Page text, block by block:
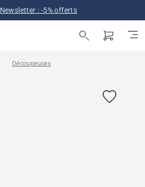
Newsletter : -5% offerts
Découpeuses